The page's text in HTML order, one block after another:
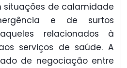
situações de calamidade
e de surtos
relacionados à
serviços de saúde. A
de negociação entre